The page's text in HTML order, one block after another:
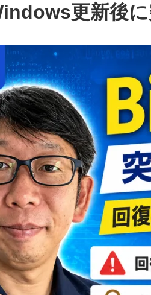
更新後に